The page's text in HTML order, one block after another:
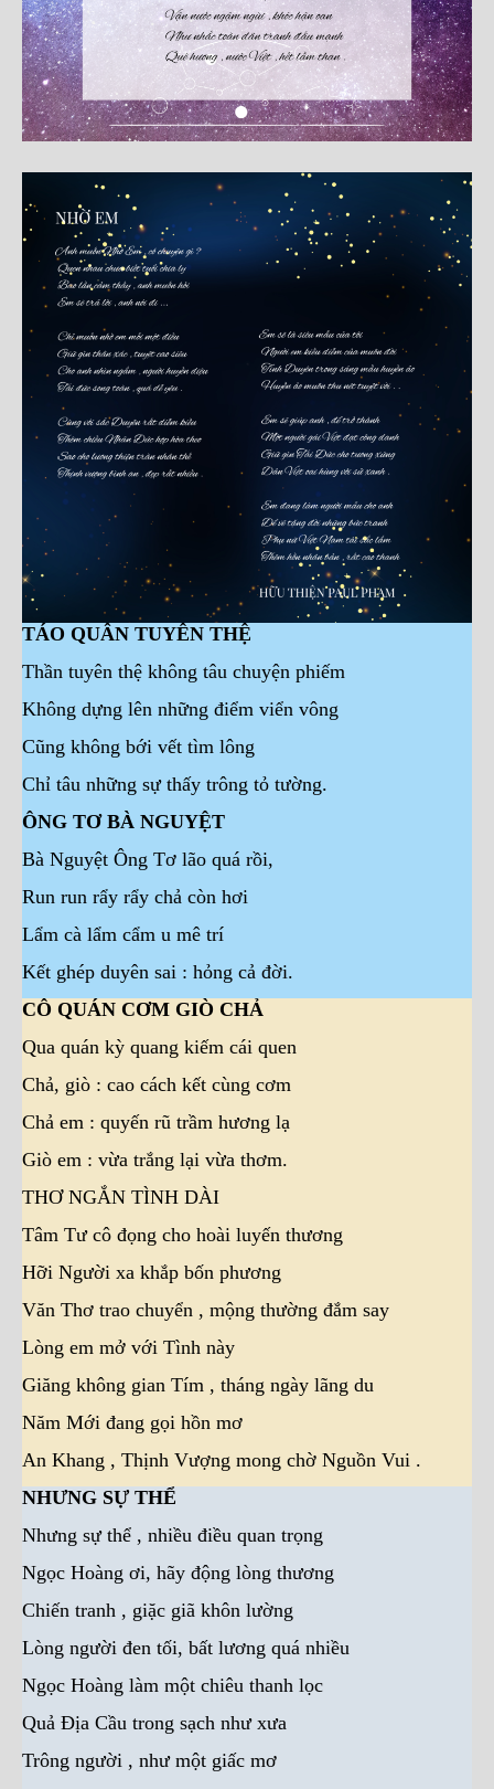
TÁO QUÂN TUYÊN THỆ
Thần tuyên thệ không tâu chuyện phiếm
Không dựng lên những điểm viển vông
Cũng không bới vết tìm lông
Chỉ tâu những sự thấy trông tỏ tường.
ÔNG TƠ BÀ NGUYỆT
Bà Nguyệt Ông Tơ lão quá rồi,
Run run rẩy rẩy chả còn hơi
Lẩm cà lẩm cẩm u mê trí
Kết ghép duyên sai : hỏng cả đời.
CÔ QUÁN CƠM GIÒ CHẢ
Qua quán kỳ quang kiếm cái quen
Chả, giò : cao cách kết cùng cơm
Chả em : quyến rũ trầm hương lạ
Giò em : vừa trắng lại vừa thơm.
THƠ NGẮN TÌNH DÀI
Tâm Tư cô đọng cho hoài luyến thương
Hỡi Người xa khắp bốn phương
Văn Thơ trao chuyển , mộng thường đắm say
Lòng em mở với Tình này
Giăng không gian Tím , tháng ngày lãng du
Năm Mới đang gọi hồn mơ
An Khang , Thịnh Vượng mong chờ Nguồn Vui .
NHƯNG SỰ THỂ
Nhưng sự thể , nhiều điều quan trọng
Ngọc Hoàng ơi, hãy động lòng thương
Chiến tranh , giặc giã khôn lường
Lòng người đen tối, bất lương quá nhiều
Ngọc Hoàng làm một chiêu thanh lọc
Quả Địa Cầu trong sạch như xưa
Trông người , như một giấc mơ